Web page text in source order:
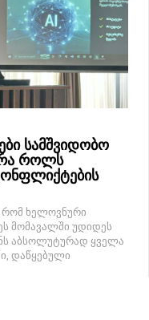
სამშვიდობო
რა როლს
რომ ხელოვნური
მომავალში უდიდეს
აბსოლუტურად ყველა
დაწყებული